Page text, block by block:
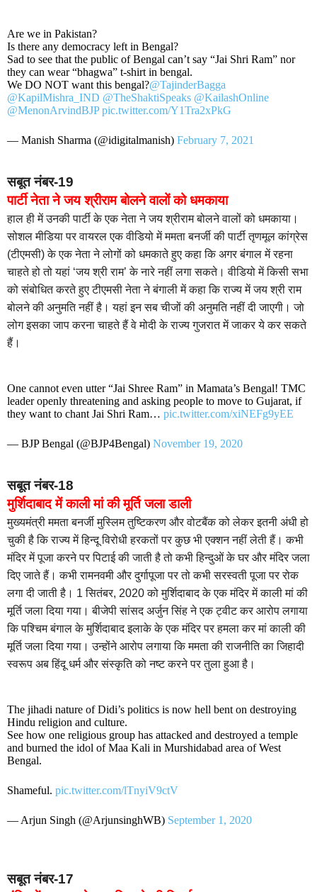
Are we in Pakistan?
Is there any democracy left in Bengal?
Sad to see that the public of Bengal can’t say “Jai Shri Ram” nor
they can wear “bhagwa” t-shirt in bengal.
We DO NOT want this bengal?@TajinderBagga
@KapilMishra_IND @TheShaktiSpeaks @KailashOnline
@MenonArvindBJP pic.twitter.com/Y1Tra2xPkG
— Manish Sharma (@idigitalmanish) February 7, 2021
सबूत नंबर-19
पार्टी नेता ने जय श्रीराम बोलने वालों को धमकाया
हाल ही में उनकी पार्टी के एक नेता ने जय श्रीराम बोलने वालों को धमकाया।
सोशल मीडिया पर वायरल एक वीडियो में ममता बनर्जी की पार्टी तृणमूल कांग्रेस
(टीएमसी) के एक नेता ने लोगों को धमकाते हुए कहा कि अगर बंगाल में रहना
चाहते हो तो यहां ‘जय श्री राम’ के नारे नहीं लगा सकते। वीडियो में किसी सभा
को संबोधित करते हुए टीएमसी नेता ने बंगाली में कहा कि राज्य में जय श्री राम
बोलने की अनुमति नहीं है। यहां इन सब चीजों की अनुमति नहीं दी जाएगी। जो
लोग इसका जाप करना चाहते हैं वे मोदी के राज्य गुजरात में जाकर ये कर सकते
हैं।
One cannot even utter “Jai Shree Ram” in Mamata’s Bengal! TMC
leader openly threatening and asking people to move to Gujarat, if
they want to chant Jai Shri Ram… pic.twitter.com/xiNEFg9yEE
— BJP Bengal (@BJP4Bengal) November 19, 2020
सबूत नंबर-18
मुर्शिदाबाद में काली मां की मूर्ति जला डाली
मुख्यमंत्री ममता बनर्जी मुस्लिम तुष्टिकरण और वोटबैंक को लेकर इतनी अंधी हो
चुकी है कि राज्य में हिन्दू विरोधी हरकतों पर कुछ भी एक्शन नहीं लेती हैं। कभी
मंदिर में पूजा करने पर पिटाई की जाती है तो कभी हिन्दुओं के घर और मंदिर जला
दिए जाते हैं। कभी रामनवमी और दुर्गापूजा पर तो कभी सरस्वती पूजा पर रोक
लगा दी जाती है। 1 सितंबर, 2020 को मुर्शिदाबाद के एक मंदिर में काली मां की
मूर्ति जला दिया गया। बीजेपी सांसद अर्जुन सिंह ने एक ट्वीट कर आरोप लगाया
कि पश्चिम बंगाल के मुर्शिदाबाद इलाके के एक मंदिर पर हमला कर मां काली की
मूर्ति जला दिया गया। उन्होंने आरोप लगाया कि ममता की राजनीति का जिहादी
स्वरूप अब हिंदू धर्म और संस्कृति को नष्ट करने पर तुला हुआ है।
The jihadi nature of Didi’s politics is now hell bent on destroying
Hindu religion and culture.
See how one religious group has attacked and destroyed a temple
and burned the idol of Maa Kali in Murshidabad area of West
Bengal.
Shameful. pic.twitter.com/lTnyiV9ctV
— Arjun Singh (@ArjunsinghWB) September 1, 2020
सबूत नंबर-17